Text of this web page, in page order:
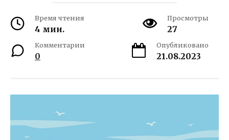
Время чтения
4 мин.
Просмотры
27
Комментарии
0
Опубликовано
21.08.2023